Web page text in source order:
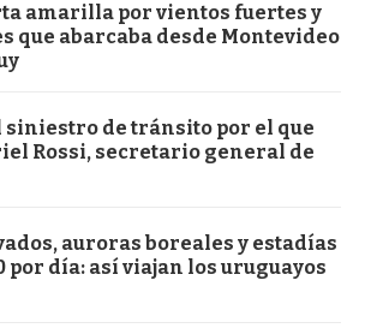
amarilla por vientos fuertes y
que abarcaba desde Montevideo
siniestro de tránsito por el que
Rossi, secretario general de
auroras boreales y estadías
por día: así viajan los uruguayos